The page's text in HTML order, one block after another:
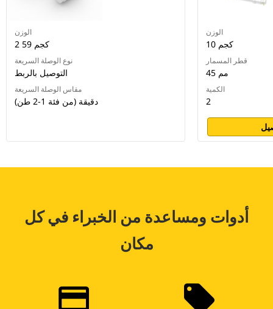
الوزن
2 59 كجم
نوع الوصلة السريعة
التوصيل بالربط
مقاس الوصلة السريعة
دقيقة (من فئة 1-2 طن)
الوزن
10 كجم
قطر المسمار
45 مم
الكمية
2
أدوات ومساعدة من الخبراء في كل
مكان